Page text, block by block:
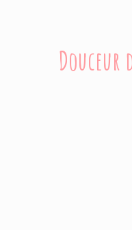
Douceur